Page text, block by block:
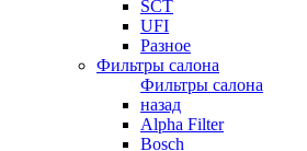
SCT
UFI
Разное
Фильтры салона
Фильтры салона
назад
Alpha Filter
Bosch